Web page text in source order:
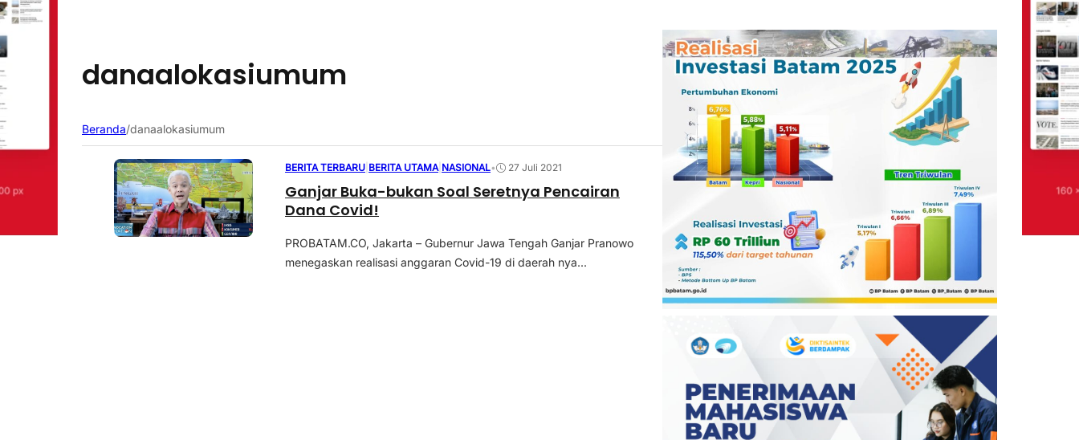
danaalokasiumum
Beranda/danaalokasiumum
BERITA TERBARU BERITA UTAMA NASIONAL• 27 Juli 2021
Ganjar Buka-bukan Soal Seretnya Pencairan
Dana Covid!
PROBATAM.CO, Jakarta – Gubernur Jawa Tengah Ganjar Pranowo
menegaskan realisasi anggaran Covid-19 di daerah nya...